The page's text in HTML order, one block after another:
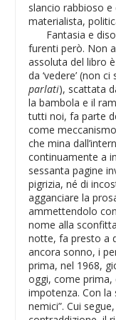
slancio rabbioso
materialista,
Fantasia e
furenti però. Non
assoluta del libro
da ‘vedere’ (non
parlati), scattata
la bambola e il
tutti noi, fa parte
come
che mina
continuamente a
sessanta pagine
pigrizia, né di
agganciare la
ammettendolo
nome alla
notte, fa presto a
ancora sonno, i
prima, nel 1968,
oggi, come
impotenza. Con
nemici”. Cui